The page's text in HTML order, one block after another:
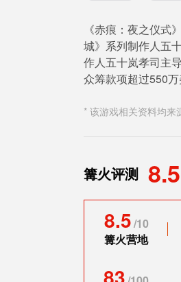
《赤痕：夜之仪
城》系列制作人五
作人五十岚孝司主
众筹款项超过550
* 该游戏相关资料均来
篝火评测 8.5
8.5/10
篝火营地